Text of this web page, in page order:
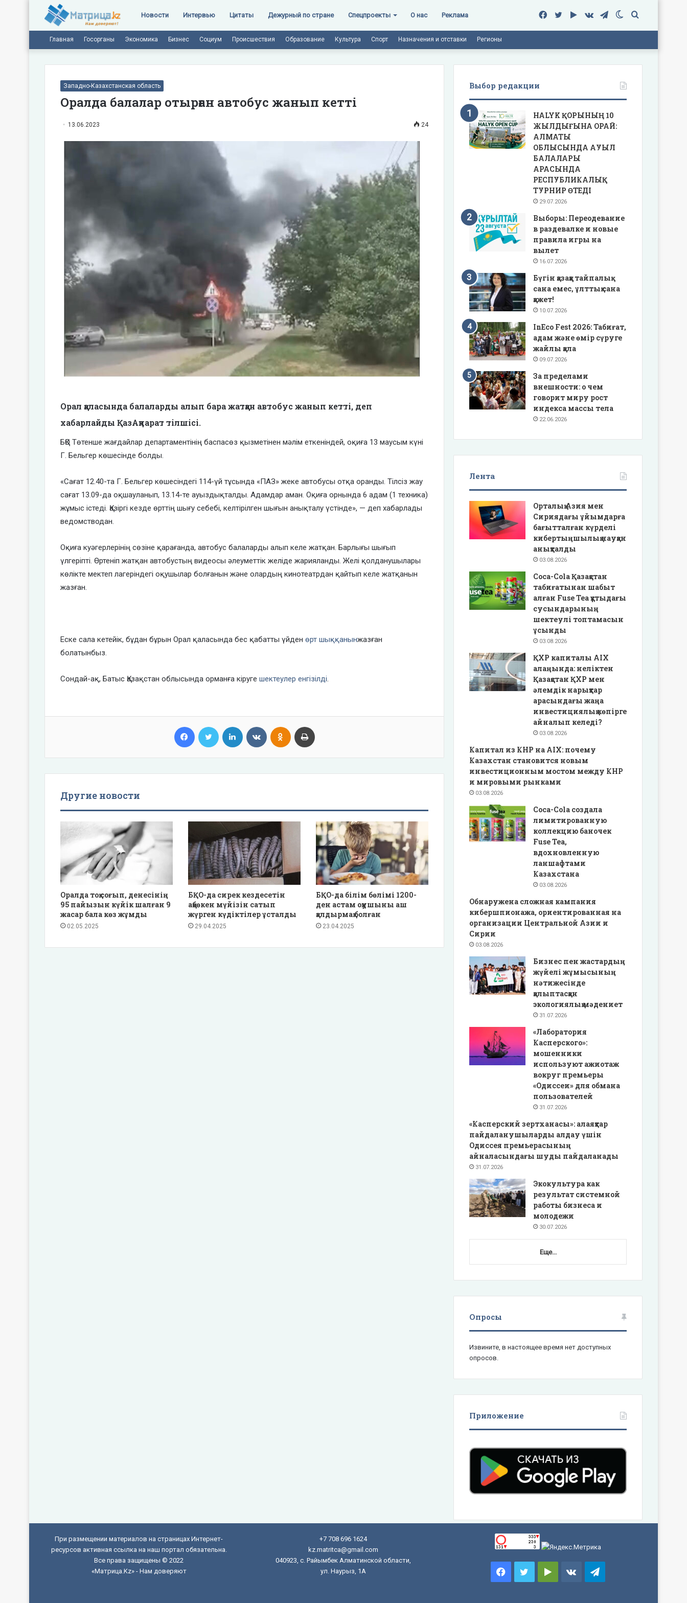
Новости Интервью Цитаты Дежурный по стране Спецпроекты О нас Реклама Поиск
Switch
Telegram
vk.com
Google
Twitter
Facebook
Главная Госорганы Экономика Бизнес Социум Происшествия Образование Культура Спорт Назначения и отставки Регионы
Западно-Казахстанская область
Оралда балалар отырған автобус жанып кетті
13.06.2023 24
Орал қаласында балаларды алып бара жатқан автобус жанып кетті, деп
хабарлайды ҚазАқпарат тілшісі.
БҚО Төтенше жағдайлар департаментінің баспасөз қызметінен мәлім еткеніндей, оқиға 13 маусым күні
Г. Бельгер көшесінде болды.
«Сағат 12.40-та Г. Бельгер көшесіндегі 114-үй тұсында «ПАЗ» жеке автобусы отқа оранды. Тілсіз жау
сағат 13.09-да оқшауланып, 13.14-те ауыздықталды. Адамдар аман. Оқиға орнында 6 адам (1 техника)
жұмыс істеді. Қазіргі кезде өрттің шығу себебі, келтірілген шығын анықталу үстінде», — деп хабарлады
ведомстводан.
Оқиға куәгерлерінің сөзіне қарағанда, автобус балаларды алып келе жатқан. Барлығы шығып
үлгеріпті. Өртеніп жатқан автобустың видеосы әлеуметтік желіде жарияланды. Желі қолданушылары
көлікте мектеп лагеріндегі оқушылар болғанын және олардың кинотеатрдан қайтып келе жатқанын
жазған.
Еске сала кетейік, бұдан бұрын Орал қаласында бес қабатты үйден өрт шыққанынжазған
болатынбыз.
Сондай-ақ, Батыс Қазақстан облысында орманға кіруге шектеулер енгізілді
Facebook Twitter LinkedIn VKontakteOdnoklassniki
Другие новости
Оралда тоқ соғып, денесінің
95 пайызын күйік шалған 9
жасар бала көз жұмды
02.05.2025
БҚО-да сирек кездесетін
ақбөкен мүйізін сатып
жүрген күдіктілер ұсталды
29.04.2025
БҚО-да білім бөлімі 1200-
ден астам оқушыны аш
қалдырмақ болған
23.04.2025
Выбор редакции
HALYK ҚОРЫНЫҢ 10
ЖЫЛДЫҒЫНА ОРАЙ:
АЛМАТЫ
ОБЛЫСЫНДА АУЫЛ
БАЛАЛАРЫ
АРАСЫНДА
РЕСПУБЛИКАЛЫҚ
ТУРНИР ӨТЕДІ
29.07.2026
Выборы: Переодевание
в раздевалке и новые
правила игры на
вылет
16.07.2026
Бүгін қазаққа тайпалық
сана емес, ұлттық сана
қажет!
10.07.2026
InEco Fest 2026: Табиғат,
адам және өмір сүруге
жайлы қала
09.07.2026
За пределами
внешности: о чем
говорит миру рост
индекса массы тела
22.06.2026
Лента
Орталық Азия мен
Сириядағы ұйымдарға
бағытталған күрделі
кибертыңшылық науқан
анықталды
03.08.2026
Coca-Cola Қазақстан
табиғатынан шабыт
алған Fuse Tea құтыдағы
сусындарының
шектеулі топтамасын
ұсынды
03.08.2026
ҚХР капиталы AIX
алаңында: неліктен
Қазақстан ҚХР мен
әлемдік нарықтар
арасындағы жаңа
инвестициялық көпірге
айналып келеді?
03.08.2026
Капитал из КНР на AIX: почему
Казахстан становится новым
инвестиционным мостом между КНР
и мировыми рынками
03.08.2026
Coca-Cola создала
лимитированную
коллекцию баночек
Fuse Tea,
вдохновленную
ланшафтами
Казахстана
03.08.2026
Обнаружена сложная кампания
кибершпионажа, ориентированная на
организации Центральной Азии и
Сирии
03.08.2026
Бизнес пен жастардың
жүйелі жұмысының
нәтижесінде
қалыптасқан
экологиялық мәдениет
31.07.2026
«Лаборатория
Касперского»:
мошенники
используют ажиотаж
вокруг премьеры
«Одиссеи» для обмана
пользователей
31.07.2026
«Касперский зертханасы»: алаяқтар
пайдаланушыларды алдау үшін
Одиссея премьерасының
айналасындағы шуды пайдаланады
31.07.2026
Экокультура как
результат системной
работы бизнеса и
молодежи
30.07.2026
Еще...
Опросы
Извините, в настоящее время нет доступных
опросов.
Приложение
При размещении материалов на страницах Интернет-
ресурсов активная ссылка на наш портал обязательна.
Все права защищены © 2022
«Матрица.Kz» - Нам доверяют
+7 708 696 1624
kz.matritca@gmail.com
040923, с. Райымбек Алматинской области,
ул. Наурыз, 1А
FacebookTwitterGooglevk.comTelegram